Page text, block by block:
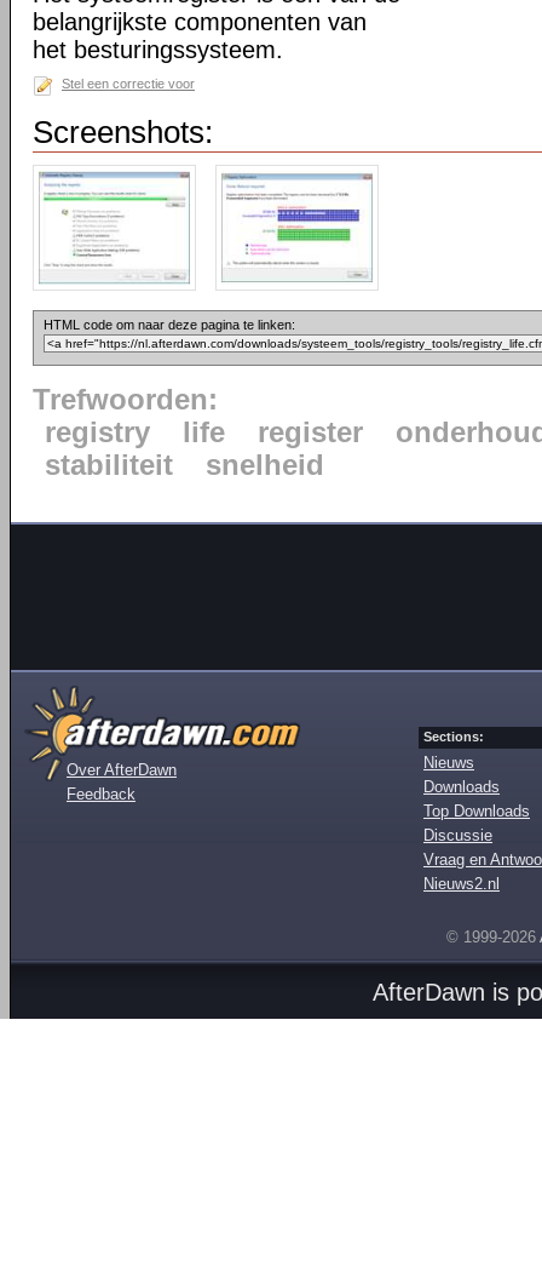
belangrijkste componenten van
het besturingssysteem.
Stel een correctie voor
Screenshots:
HTML code om naar deze pagina te linken:
Trefwoorden:
registry
life register
stabiliteit
snelheid
Over AfterDawn
Feedback
Sections:
Nieuws
Downloads
Top Downloads
Discussie
Vraag en
Nieuws2.nl
© 1999-2026
AfterDawn is